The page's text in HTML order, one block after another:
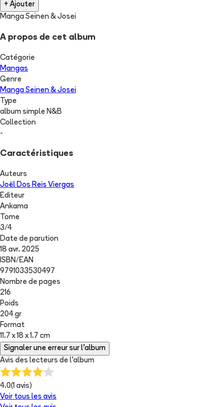
+ Ajouter
Manga Seinen & Josei
A propos de cet album
Catégorie
Mangas
Genre
Manga Seinen & Josei
Type
album simple N&B
Collection
-
Caractéristiques
Auteurs
Joël Dos Reis Viergas
Editeur
Ankama
Tome
3/4
Date de parution
18 avr. 2025
ISBN/EAN
9791033530497
Nombre de pages
216
Poids
204 gr
Format
11.7 x 18 x 1.7 cm
Signaler une erreur sur l'album
Avis des lecteurs de l'album
4.0(1 avis)
Voir tous les avis